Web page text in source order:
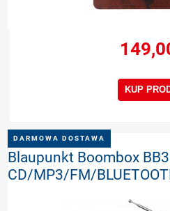
KUP
Blaupunkt Boombox
CD/MP3/FM/
DARMOWA DOSTAWA